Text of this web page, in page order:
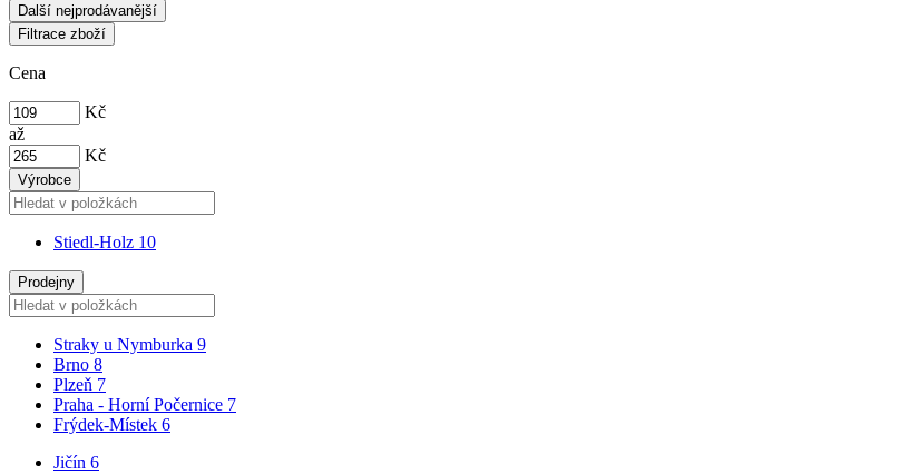
Další nejprodávanější
Filtrace zboží
Cena
Kč
až
Kč
Výrobce
Stiedl-Holz 10
Prodejny
Straky u Nymburka 9
Brno 8
Plzeň 7
Praha - Horní Počernice 7
Frýdek-Místek 6
Jičín 6